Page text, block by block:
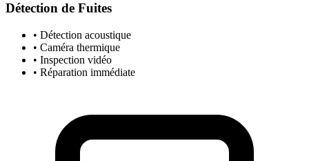
Détection de Fuites
• Détection acoustique
• Caméra thermique
• Inspection vidéo
• Réparation immédiate